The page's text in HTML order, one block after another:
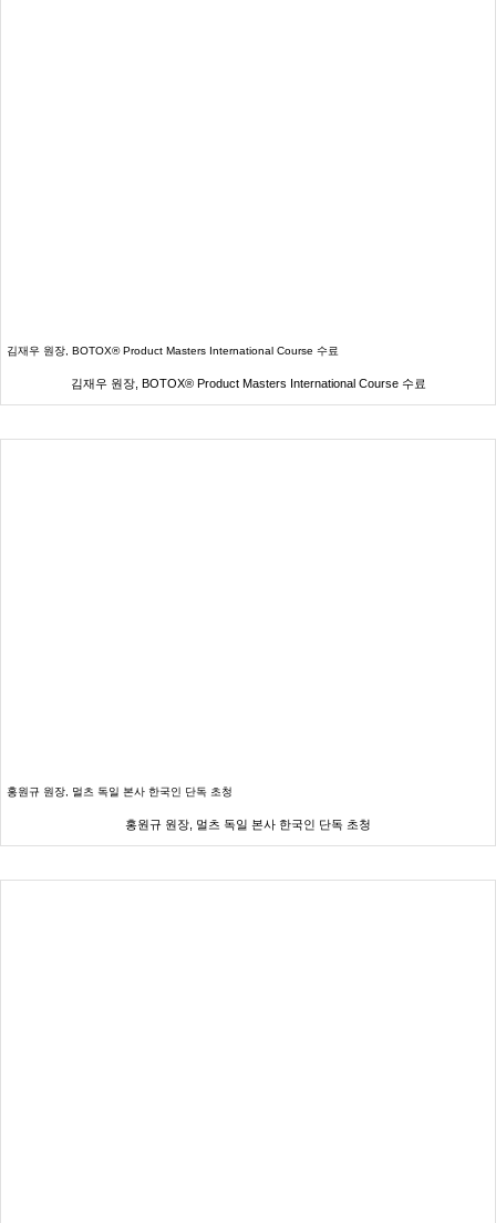
김재우 원장, BOTOX® Product Masters International Course 수료
김재우 원장, BOTOX® Product Masters International Course 수료
홍원규 원장, 멀츠 독일 본사 한국인 단독 초청
홍원규 원장, 멀츠 독일 본사 한국인 단독 초청